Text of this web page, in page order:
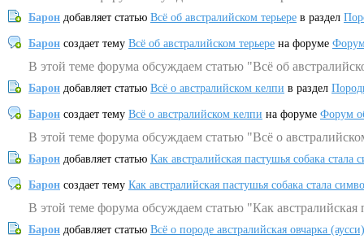
Барон добавляет статью Всё об австралийском терьере в раздел
Барон создает тему Всё об австралийском терьере на форуме
В этой теме форума обсуждаем статью "Всё об
Барон добавляет статью Всё о австралийском келпи в раздел
Барон создает тему Всё о австралийском келпи на форуме Форум
В этой теме форума обсуждаем статью "Всё о
Барон добавляет статью Как австралийская пастушья собака
Барон создает тему Как австралийская пастушья собака стала
В этой теме форума обсуждаем статью "Как
Барон добавляет статью Всё о породе австралийская овчарка (аусси)